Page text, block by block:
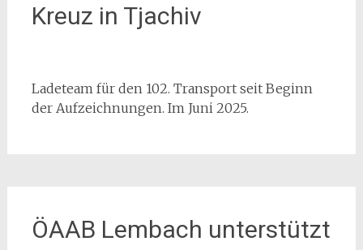
Kreuz in Tjachiv
Ladeteam für den 102. Transport seit Beginn
der Aufzeichnungen. Im Juni 2025.
ÖAAB Lembach unterstützt